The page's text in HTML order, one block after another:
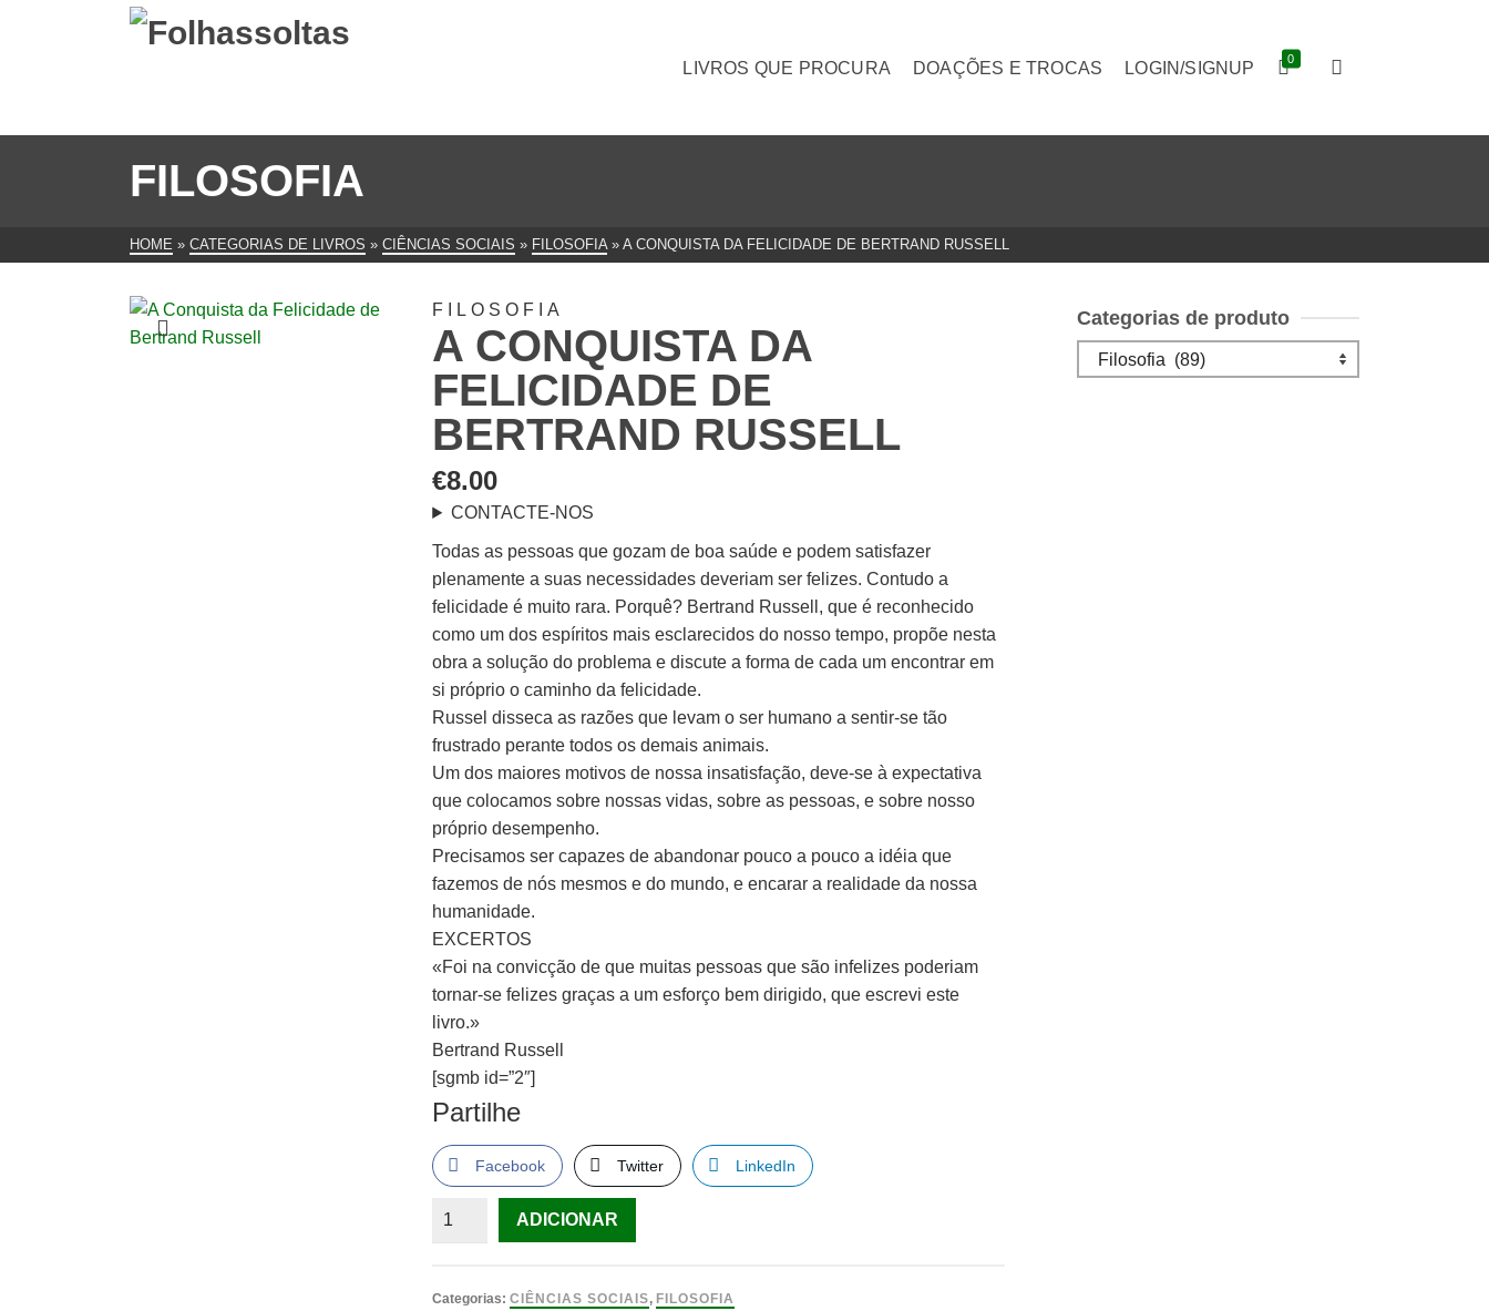
LIVROS QUE PROCURA DOAÇÕES E TROCAS LOGIN/SIGNUP 0
FILOSOFIA
HOME » CATEGORIAS DE LIVROS » CIÊNCIAS SOCIAIS » FILOSOFIA » A CONQUISTA DA FELICIDADE DE BERTRAND RUSSELL
FILOSOFIA
A CONQUISTA DA
FELICIDADE DE
BERTRAND RUSSELL
€8.00
CONTACTE-NOS
Todas as pessoas que gozam de boa saúde e podem satisfazer
plenamente a suas necessidades deveriam ser felizes. Contudo a
felicidade é muito rara. Porquê? Bertrand Russell, que é reconhecido
como um dos espíritos mais esclarecidos do nosso tempo, propõe nesta
obra a solução do problema e discute a forma de cada um encontrar em
si próprio o caminho da felicidade.
Russel disseca as razões que levam o ser humano a sentir-se tão
frustrado perante todos os demais animais.
Um dos maiores motivos de nossa insatisfação, deve-se à expectativa
que colocamos sobre nossas vidas, sobre as pessoas, e sobre nosso
próprio desempenho.
Precisamos ser capazes de abandonar pouco a pouco a idéia que
fazemos de nós mesmos e do mundo, e encarar a realidade da nossa
humanidade.
EXCERTOS
«Foi na convicção de que muitas pessoas que são infelizes poderiam
tornar-se felizes graças a um esforço bem dirigido, que escrevi este
livro.»
Bertrand Russell
[sgmb id=”2″]
Partilhe
Facebook Twitter LinkedIn
Quantidade
Conquista
ADICIONAR
Categorias:CIÊNCIAS SOCIAIS, FILOSOFIA
Categorias de produto